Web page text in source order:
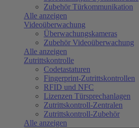
Zubehör Türkommunikation
Alle anzeigen
Videoüberwachung
Überwachungskameras
Zubehör Videoüberwachung
Alle anzeigen
Zutrittskontrolle
Codetastaturen
Fingerprint-Zutrittskontrollen
RFID und NFC
Lizenzen Türsprechanlagen
Zutrittskontroll-Zentralen
Zutrittskontroll-Zubehör
Alle anzeigen